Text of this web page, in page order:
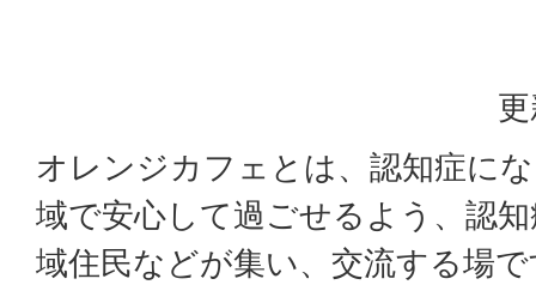
オレンジカフェとは、認知症に
域で安心して過ごせるよう、認
域住民などが集い、交流する場